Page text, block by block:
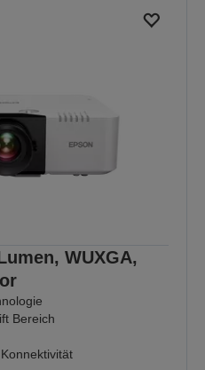
WUXGA,
Bereich